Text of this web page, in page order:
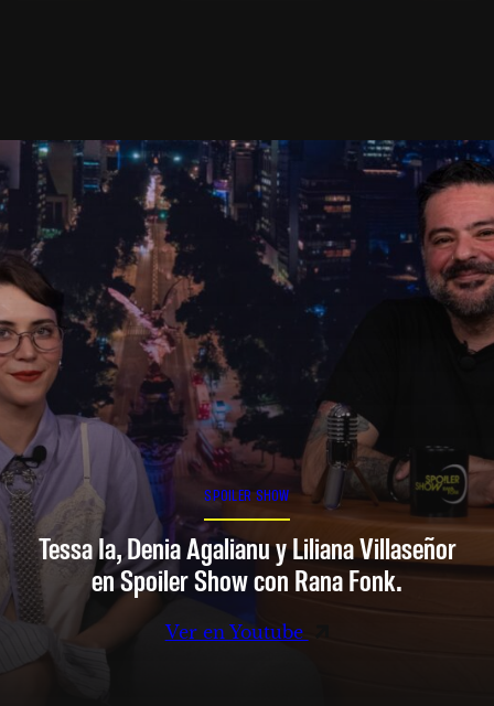
SPOILER SHOW
Tessa Ia, Denia Agalianu y Liliana Villaseñor
en Spoiler Show con Rana Fonk.
Ver en Youtube